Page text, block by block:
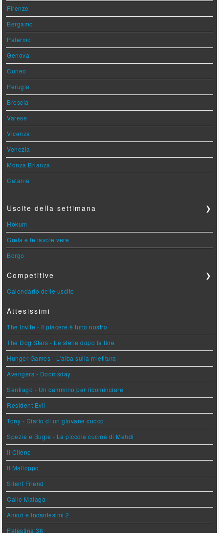
Firenze
Bergamo
Palermo
Genova
Cuneo
Perugia
Brescia
Varese
Vicenza
Venezia
Monza Brianza
Catania
Uscite della settimana ❯
Hokum
Greta e le favole vere
Borgo
Competitive ❯
Calendario delle uscite
Attesissimi
The Invite - Il piacere è tutto nostro
The Dog Stars - Le stelle dopo la fine
Hunger Games - L'alba sulla mietitura
Avengers - Doomsday
Santiago - Un cammino per ricominciare
Resident Evil
Tony - Diario di un giovane cuoco
Spezie e Bugie - La piccola cucina di Mehdi
Il Cileno
Il Malloppo
Silent Friend
Calle Malaga
Amori e Incantesimi 2
Palestina 36